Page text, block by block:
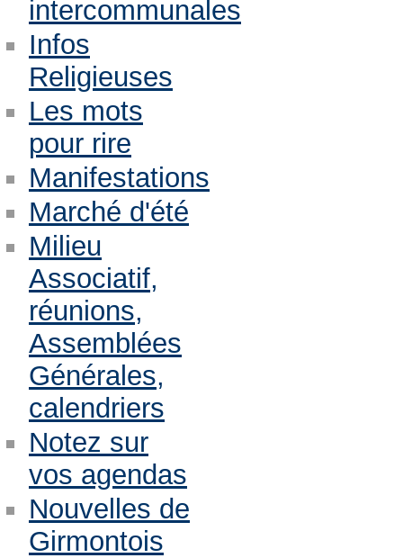
intercommunales
Infos
Religieuses
Les mots
pour rire
Manifestations
Marché d'été
Milieu
Associatif,
réunions,
Assemblées
Générales,
calendriers
Notez sur
vos agendas
Nouvelles de
Girmontois